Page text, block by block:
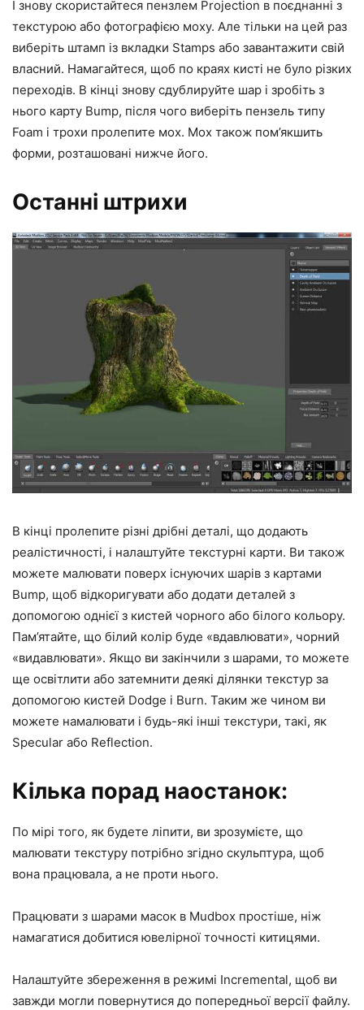
І знову скористайтеся пензлем Projection в поєднанні з
текстурою або фотографією моху. Але тільки на цей раз
виберіть штамп із вкладки Stamps або завантажити свій
власний. Намагайтеся, щоб по краях кисті не було різких
переходів. В кінці знову сдублируйте шар і зробіть з
нього карту Bump, після чого виберіть пензель типу
Foam і трохи пролепите мох. Мох також пом’якшить
форми, розташовані нижче його.
Останні штрихи
В кінці пролепите різні дрібні деталі, що додають
реалістичності, і налаштуйте текстурні карти. Ви також
можете малювати поверх існуючих шарів з картами
Bump, щоб відкоригувати або додати деталей з
допомогою однієї з кистей чорного або білого кольору.
Пам’ятайте, що білий колір буде «вдавлювати», чорний
«видавлювати». Якщо ви закінчили з шарами, то можете
ще освітлити або затемнити деякі ділянки текстур за
допомогою кистей Dodge і Burn. Таким же чином ви
можете намалювати і будь-які інші текстури, такі, як
Specular або Reflection.
Кілька порад наостанок:
По мірі того, як будете ліпити, ви зрозумієте, що
малювати текстуру потрібно згідно скульптура, щоб
вона працювала, а не проти нього.
Працювати з шарами масок в Mudbox простіше, ніж
намагатися добитися ювелірної точності китицями.
Налаштуйте збереження в режимі Incremental, щоб ви
завжди могли повернутися до попередньої версії файлу.